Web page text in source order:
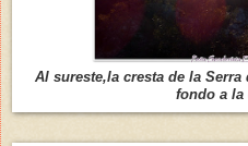
Al sureste,la cresta de la
fondo a la